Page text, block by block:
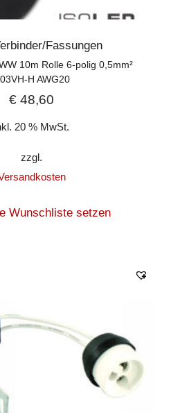
Fassungen
10m Rolle 6-polig 0,5mm²
H AWG20
€ 48,60
20 % MwSt.
zzgl.
Wunschliste setzen